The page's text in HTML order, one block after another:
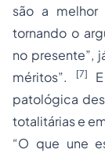
são a melhor
tornando o
no presente”,
méritos”.
[7]
patológica
totalitárias e
“O que une